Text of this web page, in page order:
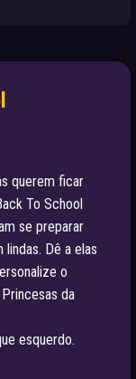
querem ficar
To School
se preparar
Dê a elas
o
da
esquerdo.